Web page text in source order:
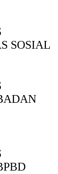
SOSIAL